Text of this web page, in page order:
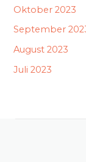
Oktober 2023
September
August 2023
Juli 2023